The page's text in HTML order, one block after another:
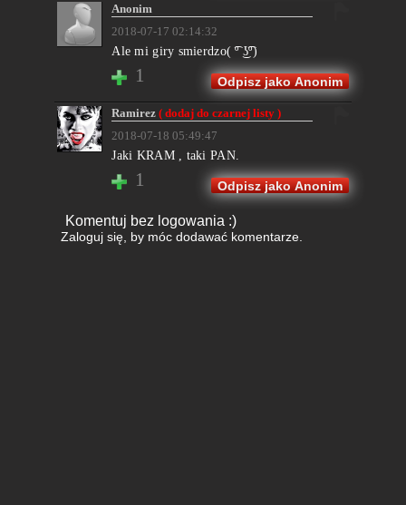
Anonim
2018-07-17 02:14:32
Ale mi giry smierdzo( ͡º ͜ʖ͡º)
1 Odpisz jako Anonim
Ramirez( dodaj do czarnej listy )
2018-07-18 05:49:47
Jaki KRAM , taki PAN.
1 Odpisz jako Anonim
Komentuj bez logowania :)
Zaloguj się, by móc dodawać komentarze.